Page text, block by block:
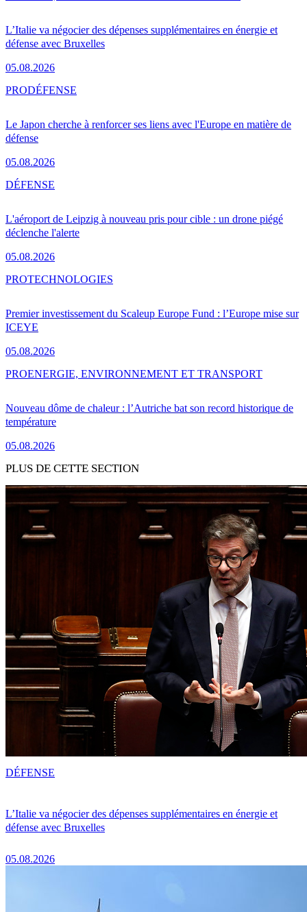
L’Italie va négocier des dépenses supplémentaires en énergie et
défense avec Bruxelles
05.08.2026
Le Japon cherche à renforcer ses liens avec l'Europe en matière de
défense
05.08.2026
PRODÉFENSE
L'aéroport de Leipzig à nouveau pris pour cible : un drone piégé
déclenche l'alerte
05.08.2026
DÉFENSE
Premier investissement du Scaleup Europe Fund : l’Europe mise sur
ICEYE
05.08.2026
PROTECHNOLOGIES
Nouveau dôme de chaleur : l’Autriche bat son record historique de
température
05.08.2026
PROENERGIE, ENVIRONNEMENT ET TRANSPORT
PLUS DE CETTE SECTION
L’Italie va négocier des dépenses supplémentaires en énergie et
défense avec Bruxelles
05.08.2026
DÉFENSE